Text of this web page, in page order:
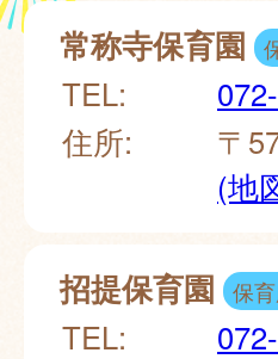
常称寺保育園
TEL:
住所:
〒
(地
招提保育園 保育
TEL: